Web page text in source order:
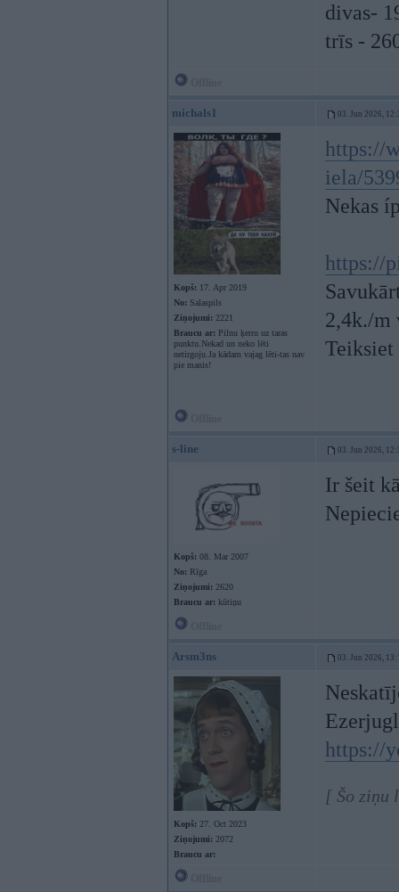
divas-
trīs -
michals1 03. Jun 2026,
Kopš: 17. Apr 2019
No: Salaspils
Ziņojumi: 2221
Braucu ar: Pilnu ķerru uz taras
punktu.Nekad un neko lēti
netirgoju.Ja kādam vajag lēti-tas nav
pie manis!
https://
iela/
Nekas
https://
2,4k./m
Teiksiet
s-line 03. Jun 2026,
Kopš: 08. Mar 2007
No: Rīga
Ziņojumi: 2620
Braucu ar: kūtiņu
Ir šeit
Arsm3ns 03. Jun 2026,
Kopš: 27. Oct 2023
Ziņojumi: 2072
Braucu ar:
https://
[ Šo ziņu